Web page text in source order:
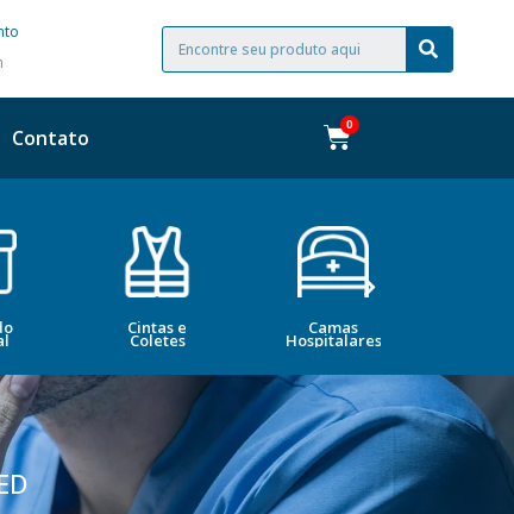
Contato
Cintas e
Coletes
Camas
Hospitalares